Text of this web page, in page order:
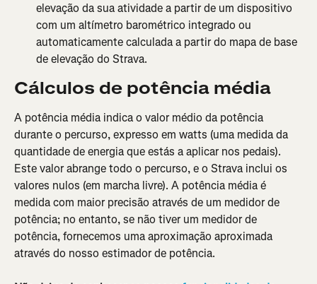
elevação da sua atividade a partir de um dispositivo
com um altímetro barométrico integrado ou
automaticamente calculada a partir do mapa de base
de elevação do Strava.
Cálculos de potência média
A potência média indica o valor médio da potência
durante o percurso, expresso em watts (uma medida da
quantidade de energia que estás a aplicar nos pedais).
Este valor abrange todo o percurso, e o Strava inclui os
valores nulos (em marcha livre). A potência média é
medida com maior precisão através de um medidor de
potência; no entanto, se não tiver um medidor de
potência, fornecemos uma aproximação aproximada
através do nosso estimador de potência.